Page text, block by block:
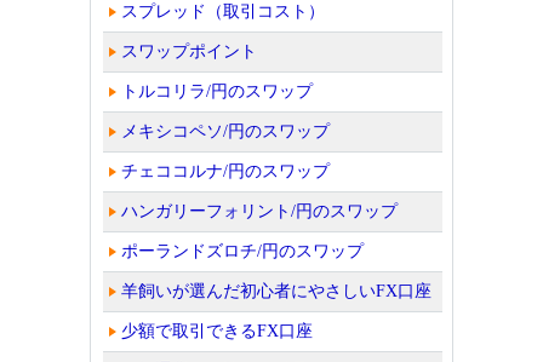
スプレッド（取引コスト）
スワップポイント
トルコリラ/円のスワップ
メキシコペソ/円のスワップ
チェココルナ/円のスワップ
ハンガリーフォリント/円のスワップ
ポーランドズロチ/円のスワップ
羊飼いが選んだ初心者にやさしいFX口座
少額で取引できるFX口座